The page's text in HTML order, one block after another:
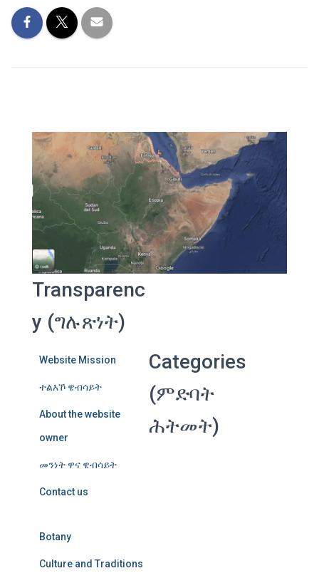
Transparenc
y (ግሉጽነት)
Website Mission
ተልእኾ ዌብሳይት
About the website
owner
መንነት ዋና ዌብሳይት
Contact us
Categories
(ምድባት
ሕትመት)
Botany
Culture and Traditions